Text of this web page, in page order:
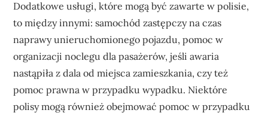
Dodatkowe usługi, które mogą być zawarte w polisie,
to między innymi: samochód zastępczy na czas
naprawy unieruchomionego pojazdu, pomoc w
organizacji noclegu dla pasażerów, jeśli awaria
nastąpiła z dala od miejsca zamieszkania, czy też
pomoc prawna w przypadku wypadku. Niektóre
polisy mogą również obejmować pomoc w przypadku